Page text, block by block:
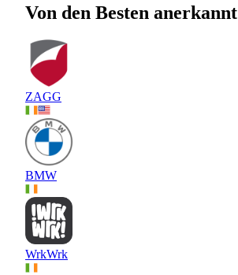
Von den Besten anerkannt
ZAGG
BMW
WrkWrk